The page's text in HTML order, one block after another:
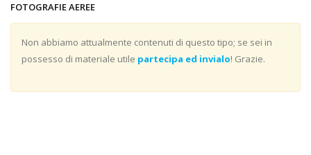
FOTOGRAFIE AEREE
Non abbiamo attualmente contenuti di questo tipo; se sei in
possesso di materiale utile partecipa ed invialo! Grazie.